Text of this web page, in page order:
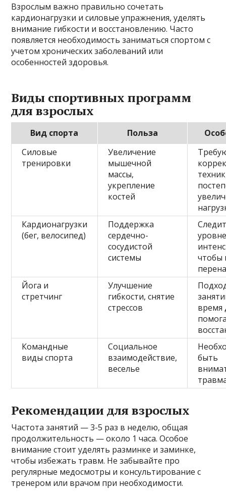
Взрослым важно правильно сочетать
кардионагрузки и силовые упражнения, уделять
внимание гибкости и восстановлению. Часто
появляется необходимость заниматься спортом с
учетом хронических заболеваний или
особенностей здоровья.
Виды спортивных программ
для взрослых
Вид спорта Польза
Силовые
тренировки
Увеличение
мышечной
массы,
укрепление
костей
Кардионагрузки
(бег, велосипед)
Поддержка
сердечно-
сосудистой
системы
чтобы
Йога и
стретчинг
Улучшение
гибкости, снятие
стрессов
время
Командные
виды спорта
Социальное
взаимодействие,
веселье
быть
Рекомендации для взрослых
Частота занятий — 3-5 раз в неделю, общая
продолжительность — около 1 часа. Особое
внимание стоит уделять разминке и заминке,
чтобы избежать травм. Не забывайте про
регулярные медосмотры и консультирование с
тренером или врачом при необходимости.